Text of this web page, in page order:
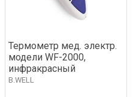
Термометр мед. электр.
модели WF-2000,
инфракрасный
B.WELL